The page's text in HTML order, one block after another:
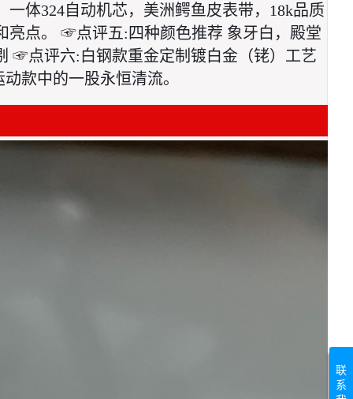
体324自动机芯，美洲鳄鱼皮表带，18k品质
亮点。 ☞点评五:四种颜色推荐 象牙白，殿堂
☞点评六:白钢款重金定制镀白金（铑）工艺
款中的一股永恒清流。
联
系